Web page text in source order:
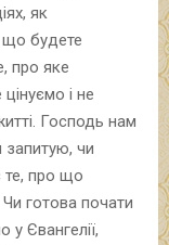
як
будете
про яке
і не
Господь нам
запитую, чи
те, про що
готова почати
у Євангелії,